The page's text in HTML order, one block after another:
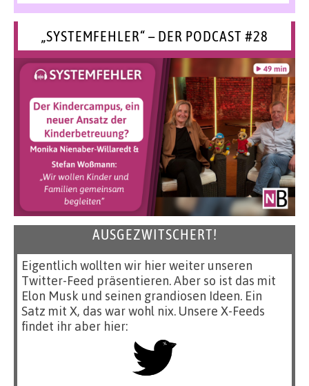
„SYSTEMFEHLER“ – DER PODCAST #28
AUSGEZWITSCHERT!
Eigentlich wollten wir hier weiter unseren
Twitter-Feed präsentieren. Aber so ist das mit
Elon Musk und seinen grandiosen Ideen. Ein
Satz mit X, das war wohl nix. Unsere X-Feeds
findet ihr aber hier: